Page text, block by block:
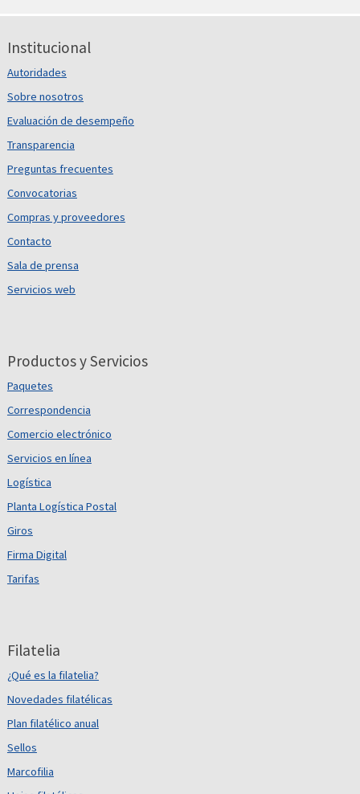
Institucional
Autoridades
Sobre nosotros
Evaluación de desempeño
Transparencia
Preguntas frecuentes
Convocatorias
Compras y proveedores
Contacto
Sala de prensa
Servicios web
Productos y Servicios
Paquetes
Correspondencia
Comercio electrónico
Servicios en línea
Logística
Planta Logística Postal
Giros
Firma Digital
Tarifas
Filatelia
¿Qué es la filatelia?
Novedades filatélicas
Plan filatélico anual
Sellos
Marcofilia